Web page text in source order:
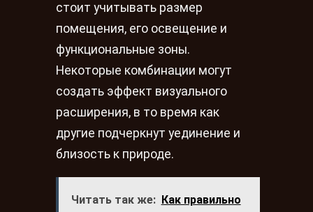
стоит учитывать размер
помещения, его освещение и
функциональные зоны.
Некоторые комбинации могут
создать эффект визуального
расширения, в то время как
другие подчеркнут уединение и
близость к природе.
Читать так же:
Как правильно